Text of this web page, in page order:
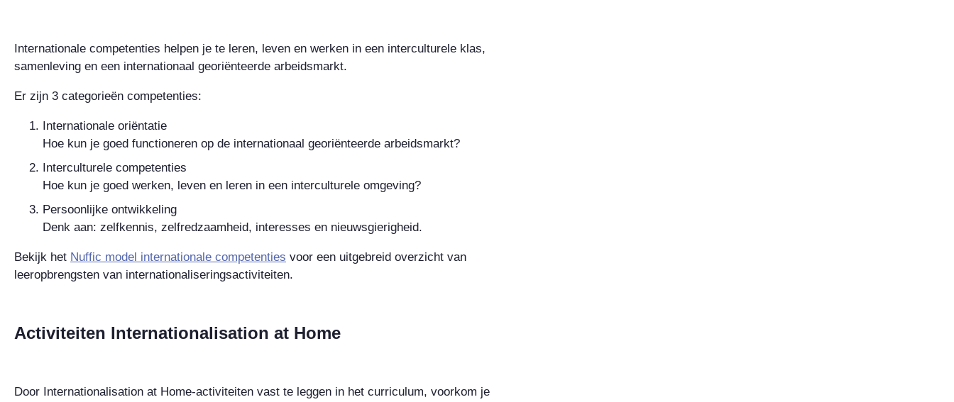
Internationale competenties helpen je te leren, leven en werken in een interculturele klas,
samenleving en een internationaal georiënteerde arbeidsmarkt.
Er zijn 3 categorieën competenties:
Internationale oriëntatie
Hoe kun je goed functioneren op de internationaal georiënteerde arbeidsmarkt?
Interculturele competenties
Hoe kun je goed werken, leven en leren in een interculturele omgeving?
Persoonlijke ontwikkeling
Denk aan: zelfkennis, zelfredzaamheid, interesses en nieuwsgierigheid.
Bekijk het Nuffic model internationale competenties voor een uitgebreid overzicht van
leeropbrengsten van internationaliseringsactiviteiten.
Activiteiten Internationalisation at Home
Door Internationalisation at Home-activiteiten vast te leggen in het curriculum, voorkom je